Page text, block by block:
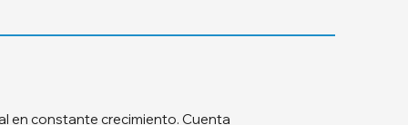
en constante crecimiento. Cuenta